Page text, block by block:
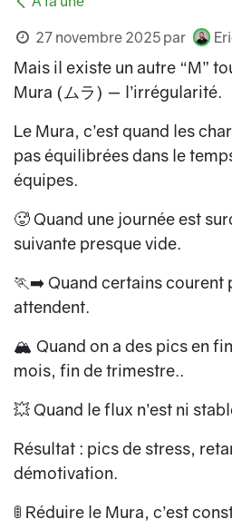
27 novembre 2025 par
Mais il existe un autre “M”
Mura (ムラ) — l’irrégularité.
Le Mura, c’est quand les
pas équilibrées dans le
équipes.
🥵 Quand une journée est
suivante presque vide.
🏃‍➡️ Quand certains courent
attendent.
🏔️ Quand on a des pics en
mois, fin de trimestre..
💥 Quand le flux n’est ni
Résultat : pics de stress,
démotivation.
🚦 Réduire le Mura, c’est